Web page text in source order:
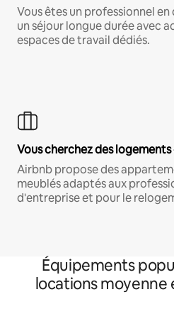
Vous êtes un professionnel
un séjour longue durée avec
espaces de travail dédiés.
Vous cherchez des
Airbnb propose des
meublés adaptés aux
d'entreprise et pour le
Équipements
locations moyenne